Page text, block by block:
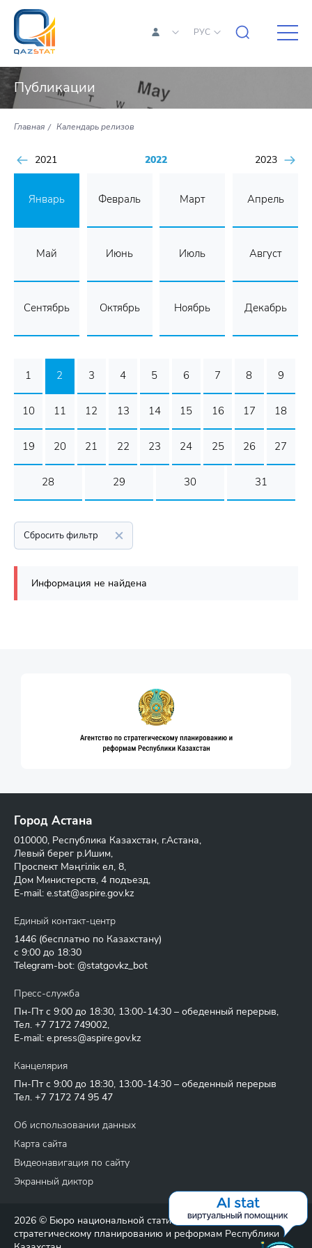
РУС
Публикации
Главная Календарь релизов
2021 2022 2023
Январь Февраль Март Апрель
Май Июнь Июль Август
Сентябрь Октябрь Ноябрь Декабрь
1 2 3 4 5 6 7 8 9
10 11 12 13 14 15 16 17 18
19 20 21 22 23 24 25 26 27
28 29 30 31
Сбросить фильтр
Информация не найдена
Город Астана
010000, Республика Казахстан, г.Астана,
Левый берег р.Ишим,
Проспект Мәңгілік ел, 8,
Дом Министерств, 4 подъезд,
E-mail: e.stat@aspire.gov.kz
Единый контакт-центр
1446 (бесплатно по Казахстану)
с 9:00 до 18:30
Telegram-bot: @statgovkz_bot
Пресс-служба
Пн-Пт с 9:00 до 18:30, 13:00-14:30 – обеденный перерыв,
Тел. +7 7172 749002,
E-mail: e.press@aspire.gov.kz
Канцелярия
Пн-Пт с 9:00 до 18:30, 13:00-14:30 – обеденный перерыв
Тел. +7 7172 74 95 47
Об использовании данных
Карта сайта
Видеонавигация по сайту
Экранный диктор
2026 © Бюро национальной статистики Агентства по
стратегическому планированию и реформам Республики